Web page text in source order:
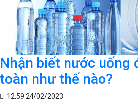
Nhận biết nước uống
toàn như thế nào?
12:59 24/02/2023